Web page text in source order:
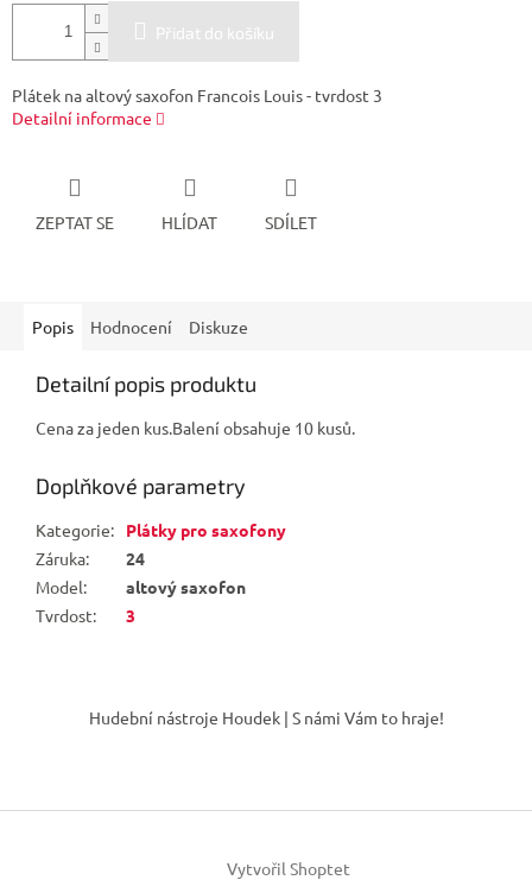
Přidat do košíku
Plátek na altový saxofon Francois Louis - tvrdost 3
Detailní informace
ZEPTAT SE HLÍDAT SDÍLET
Popis Hodnocení Diskuze
Detailní popis produktu
Cena za jeden kus.Balení obsahuje 10 kusů.
Doplňkové parametry
Kategorie:
Plátky pro saxofony
Záruka:
24
Model:
altový saxofon
Tvrdost: 3
í
Hudební nástroje Houdek | S námi Vám to hraje!
Vytvořil Shoptet